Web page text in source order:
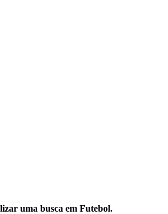
uma busca em Futebol.